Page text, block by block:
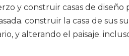
y construir casas de diseño
construir la casa de sus
y alterando el paisaje.